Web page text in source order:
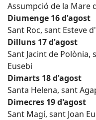
Assumpció de la Mare
Diumenge 16 d'agost
Sant Roc, sant Esteve
Dilluns 17 d'agost
Sant Jacint de Polònia,
Eusebi
Dimarts 18 d'agost
Santa Helena, sant
Dimecres 19 d'agost
Sant Magí, sant Joan